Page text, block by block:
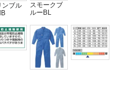
ンブル
スモークブ
ルーBL